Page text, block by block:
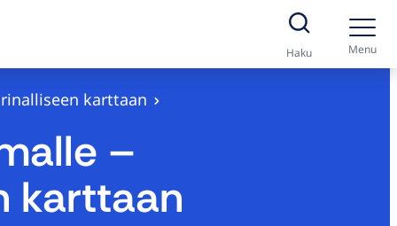
Haku Menu
karttaan
–
karttaan